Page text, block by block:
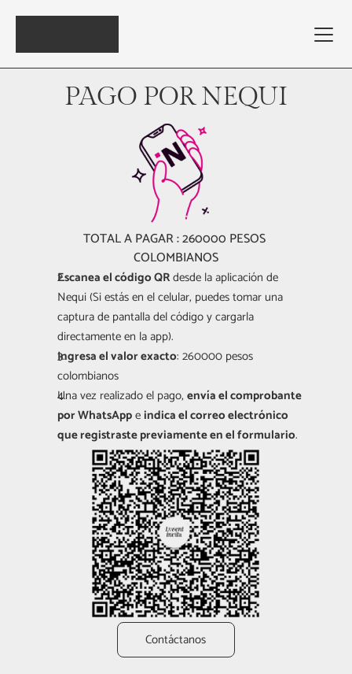
PAGO POR NEQUI
TOTAL A PAGAR : 260000 PESOS
COLOMBIANOS
Escanea el código QR desde la aplicación de
Nequi (Si estás en el celular, puedes tomar una
captura de pantalla del código y cargarla
directamente en la app).
Ingresa el valor exacto: 260000 pesos
colombianos
Una vez realizado el pago, envía el comprobante
por WhatsApp e indica el correo electrónico
que registraste previamente en el formulario.
Contáctanos